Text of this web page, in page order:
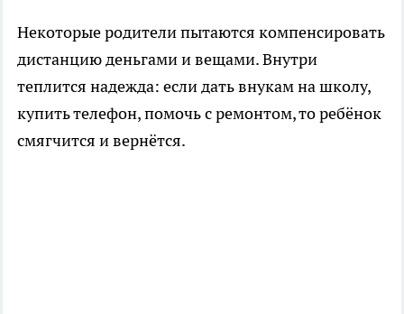
Некоторые родители пытаются компенсировать
дистанцию деньгами и вещами. Внутри
теплится надежда: если дать внукам на школу,
купить телефон, помочь с ремонтом, то ребёнок
смягчится и вернётся.